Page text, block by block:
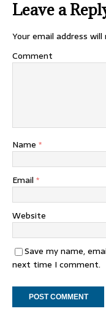
Leave a
Your email address
Comment
Name *
Email *
Website
Save my name,
next time I comment.